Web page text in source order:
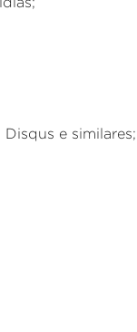
e similares;